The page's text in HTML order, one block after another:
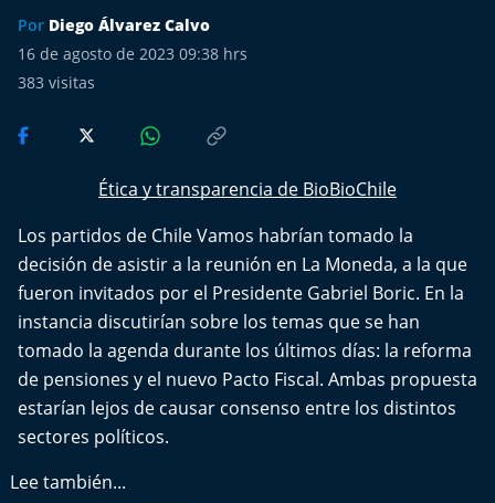
Realizadores
Más de 100 Días
Tu Mereces Ser Feliz
Efemérides
Cultura y Espectáculos
Del Fin del Mundo
Por Diego Álvarez Calvo
16 de agosto de 2023 09:38 hrs
383 visitas
Ética y transparencia de BioBioChile
Los partidos de Chile Vamos habrían tomado la
decisión de asistir a la reunión en La Moneda, a la que
fueron invitados por el Presidente Gabriel Boric. En la
instancia discutirían sobre los temas que se han
tomado la agenda durante los últimos días: la reforma
de pensiones y el nuevo Pacto Fiscal. Ambas propuesta
estarían lejos de causar consenso entre los distintos
sectores políticos.
Lee también...